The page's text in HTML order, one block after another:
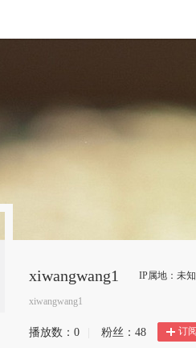
xiwangwang1 IP属地：未知
xiwangwang1
播放数： 0 粉丝： 48 订